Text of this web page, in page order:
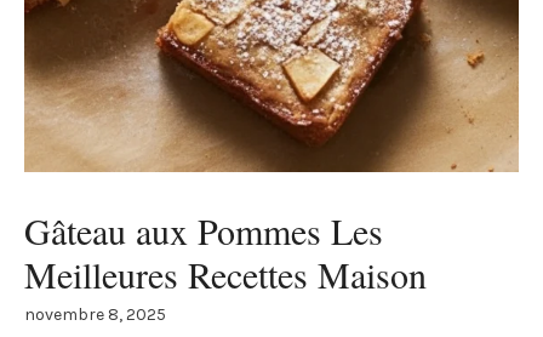
Gâteau aux Pommes Les
Meilleures Recettes Maison
novembre 8, 2025